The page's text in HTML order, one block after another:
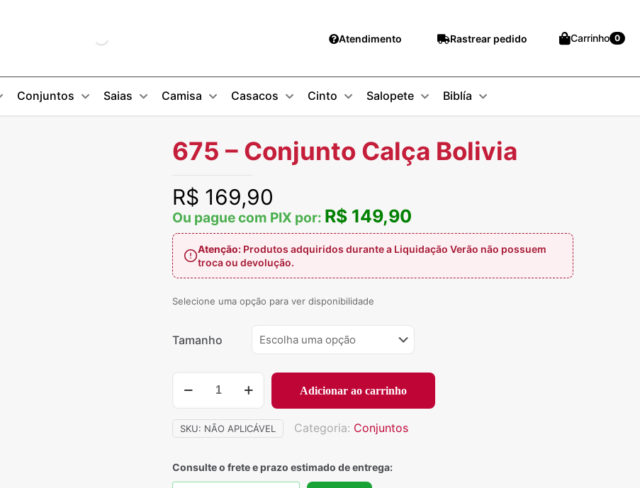
Atendimento Rastrear pedido Carrinho 0
Conjuntos Saias Camisa Casacos Cinto Salopete Biblía
675 – Conjunto Calça Bolivia
R$ 169,90
Ou pague com PIX por: R$ 149,90
Atenção: Produtos adquiridos durante a Liquidação Verão não possuem
troca ou devolução.
Selecione uma opção para ver disponibilidade
Tamanho
Calça
quantidade
Adicionar ao carrinho
SKU: NÃO APLICÁVEL Categoria: Conjuntos
Consulte o frete e prazo estimado de entrega: